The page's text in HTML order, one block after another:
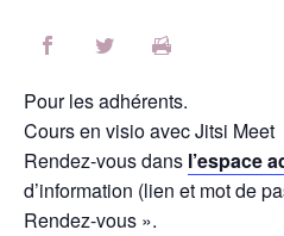
Pour les adhérents.
Cours en visio avec Jitsi Meet
Rendez-vous dans l’espace
d’information (lien et mot de
Rendez-vous ».